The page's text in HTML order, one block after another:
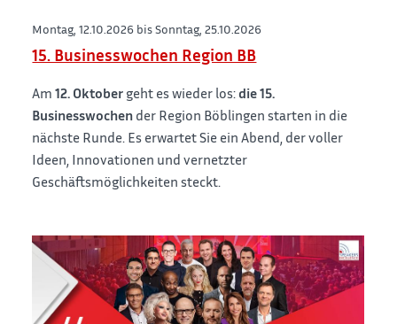
Montag, 12.10.2026 bis Sonntag, 25.10.2026
15. Businesswochen Region BB
Am12. Oktober geht es wieder los:die 15.
Businesswochen der Region Böblingen starten in die
nächste Runde. Es erwartet Sie ein Abend, der voller
Ideen, Innovationen und vernetzter
Geschäftsmöglichkeiten steckt.